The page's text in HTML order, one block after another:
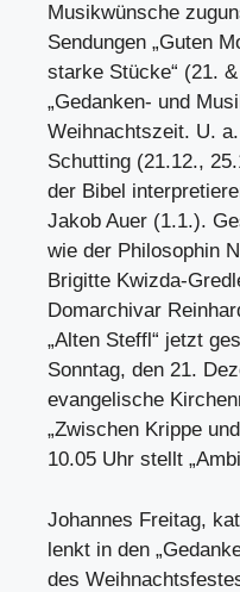
Musikwünsche
Sendungen „Guten
starke Stücke“ (21.
„Gedanken- und
Weihnachtszeit. U.
Schutting (21.12.,
der Bibel
Jakob Auer (1.1.).
wie der Philosophin
Brigitte Kwizda-
Domarchivar
„Alten Steffl“ jetzt
Sonntag, den 21.
evangelische
„Zwischen Krippe
10.05 Uhr stellt
Johannes Freitag,
lenkt in den
des